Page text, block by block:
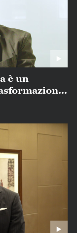
è un